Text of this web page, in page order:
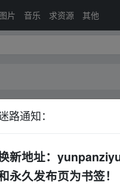
图片 音乐 求资源 其他
到高阶
路通知：
新地址：
永久发布页为书签！